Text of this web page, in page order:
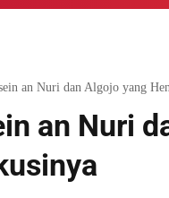
an Nuri dan Algojo yang
an Nuri